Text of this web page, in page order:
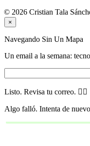
© 2026 Cristian Tala
×
Navegando Sin Un Mapa
Un email a la semana:
Listo. Revisa tu correo. 🏴‍☠️
Algo falló. Intenta de